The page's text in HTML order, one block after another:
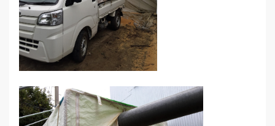
組立てが簡単で時間！
購入しようと思ったキッカ
ケ・改善したかった作業上
の問題は？
近所の方を見て良いと思い購入した。